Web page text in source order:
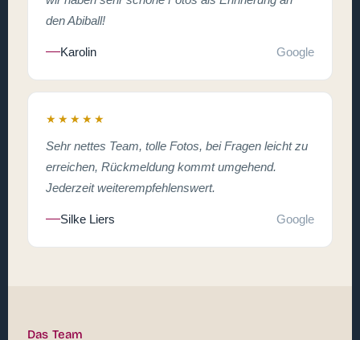
den Abiball!
Karolin Google
★★★★★
Sehr nettes Team, tolle Fotos, bei Fragen leicht zu
erreichen, Rückmeldung kommt umgehend.
Jederzeit weiterempfehlenswert.
Silke Liers Google
Das Team